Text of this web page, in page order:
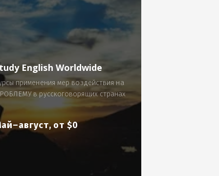
300 рублей за 9 часов в смену.